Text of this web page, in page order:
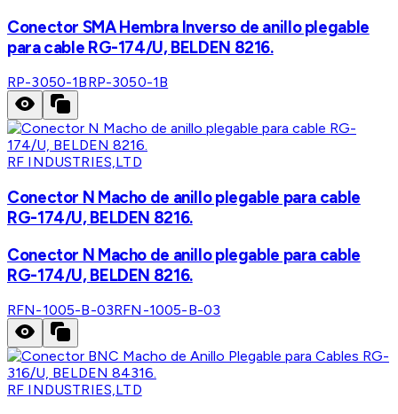
Conector SMA Hembra Inverso de anillo plegable
para cable RG-174/U, BELDEN 8216.
RP-3050-1BRP-3050-1B
RF INDUSTRIES,LTD
Conector N Macho de anillo plegable para cable
RG-174/U, BELDEN 8216.
Conector N Macho de anillo plegable para cable
RG-174/U, BELDEN 8216.
RFN-1005-B-03RFN-1005-B-03
RF INDUSTRIES,LTD